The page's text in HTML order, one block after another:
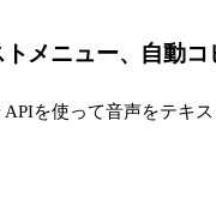
メニュー、自動
を使って音声をテキ